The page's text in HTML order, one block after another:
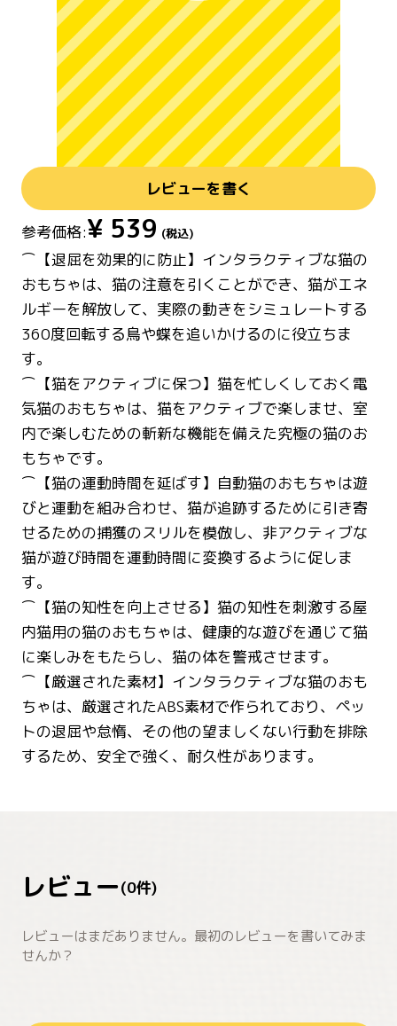
レビューを書く
参考価格:¥ 539 (税込)
⌒【退屈を効果的に防止】インタラクティブな猫の
おもちゃは、猫の注意を引くことができ、猫がエネ
ルギーを解放して、実際の動きをシミュレートする
360度回転する鳥や蝶を追いかけるのに役立ちま
す。
⌒【猫をアクティブに保つ】猫を忙しくしておく電
気猫のおもちゃは、猫をアクティブで楽しませ、室
内で楽しむための斬新な機能を備えた究極の猫のお
もちゃです。
⌒【猫の運動時間を延ばす】自動猫のおもちゃは遊
びと運動を組み合わせ、猫が追跡するために引き寄
せるための捕獲のスリルを模倣し、非アクティブな
猫が遊び時間を運動時間に変換するように促しま
す。
⌒【猫の知性を向上させる】猫の知性を刺激する屋
内猫用の猫のおもちゃは、健康的な遊びを通じて猫
に楽しみをもたらし、猫の体を警戒させます。
⌒【厳選された素材】インタラクティブな猫のおも
ちゃは、厳選されたABS素材で作られており、ペッ
トの退屈や怠惰、その他の望ましくない行動を排除
するため、安全で強く、耐久性があります。
レビュー(0件)
レビューはまだありません。最初のレビューを書いてみま
せんか？